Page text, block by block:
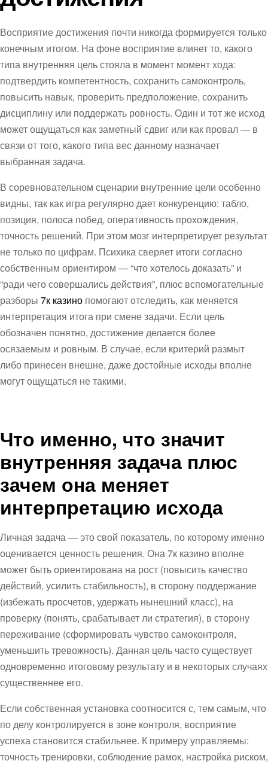
Восприятие достижения почти никогда формируется только
конечным итогом. На фоне восприятие влияет то, какого
типа внутренняя цель стояла в момент момент хода:
подтвердить компетентность, сохранить самоконтроль,
повысить навык, проверить предположение, сохранить
дисциплину или поддержать ровность. Один и тот же исход
может ощущаться как заметный сдвиг или как провал — в
связи от того, какого типа вес данному назначает
выбранная задача.
В соревновательном сценарии внутренние цели особенно
видны, так как игра регулярно дает конкуренцию: табло,
позиция, полоса побед, оперативность прохождения,
точность решений. При этом мозг интерпретирует результат
не только по цифрам. Психика сверяет итоги согласно
собственным ориентиром — “что хотелось доказать” и
“ради чего совершались действия”, плюс вспомогательные
разборы 7к казино помогают отследить, как меняется
интерпретация итога при смене задачи. Если цель
обозначен понятно, достижение делается более
осязаемым и ровным. В случае, если критерий размыт
либо принесен внешне, даже достойные исходы вполне
могут ощущаться не такими.
Что именно, что значит
внутренняя задача плюс
зачем она меняет
интерпретацию исхода
Личная задача — это свой показатель, по которому именно
оценивается ценность решения. Она 7к казино вполне
может быть ориентирована на рост (повысить качество
действий, усилить стабильность), в сторону поддержание
(избежать просчетов, удержать нынешний класс), на
проверку (понять, срабатывает ли стратегия), в сторону
переживание (сформировать чувство самоконтроля,
уменьшить тревожность). Данная цель часто существует
одновременно итоговому результату и в некоторых случаях
существеннее его.
Если собственная установка соотносится с, тем самым, что
по делу контролируется в зоне контроля, восприятие
успеха становится стабильнее. К примеру управляемы:
точность тренировки, соблюдение рамок, настройка риском,